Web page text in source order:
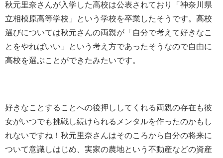
秋元里奈さんが入学した高校は公表されており「神奈川県
立相模原高等学校」という学校を卒業したそうです。高校
選びについては秋元さんの両親が「自分で考えて好きなこ
とをやればいい」という考え方であったそうなので自由に
高校を選ぶことができたみたいです。
好きなことすることへの後押ししてくれる両親の存在も彼
女がいつでも挑戦し続けられるメンタルを作ったのかもし
れないですね！秋元里奈さんはそのころから自分の将来に
ついて意識しはじめ、実家の農地という不動産などの資産